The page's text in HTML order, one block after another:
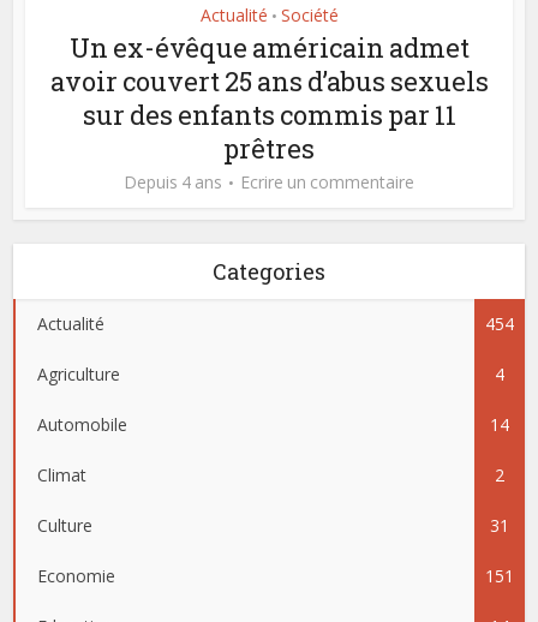
Actualité • Société
Un ex-évêque américain admet
avoir couvert 25 ans d’abus sexuels
sur des enfants commis par 11
prêtres
Depuis 4 ans Ecrire un commentaire
Categories
Actualité 454
Agriculture 4
Automobile 14
Climat 2
Culture 31
Economie 151